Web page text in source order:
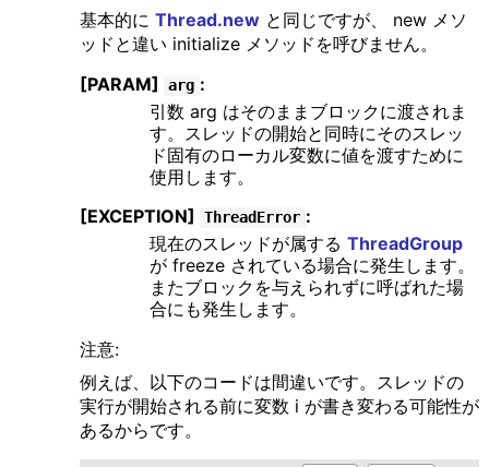
基本的に Thread.newと同じですが、 new メソ
ッドと違い initialize メソッドを呼びません。
[PARAM]
arg :
引数 arg はそのままブロックに渡されま
す。スレッドの開始と同時にそのスレッ
ド固有のローカル変数に値を渡すために
使用します。
[EXCEPTION]
ThreadError :
現在のスレッドが属する ThreadGroup
が freeze されている場合に発生します。
またブロックを与えられずに呼ばれた場
合にも発生します。
注意:
例えば、以下のコードは間違いです。スレッドの
実行が開始される前に変数 i が書き変わる可能性が
あるからです。